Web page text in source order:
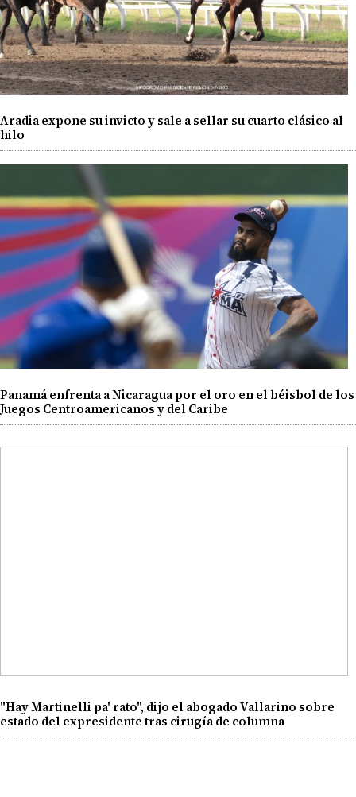
Aradia expone su invicto y sale a sellar su cuarto clásico al
hilo
Panamá enfrenta a Nicaragua por el oro en el béisbol de los
Juegos Centroamericanos y del Caribe
"Hay Martinelli pa' rato", dijo el abogado Vallarino sobre
estado del expresidente tras cirugía de columna